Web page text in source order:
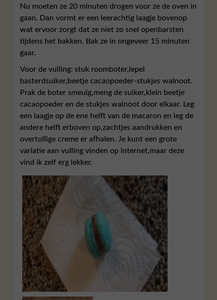
Nu moeten ze 20 minuten drogen voor ze de oven in
gaan. Dan vormt er een leerachtig laagje bovenop
wat ervoor zorgt dat ze niet zo snel openbarsten
tijdens het bakken. Bak ze in ongeveer 15 minuten
gaar.
Voor de vulling: stuk roomboter,lepel
basterdsuiker,beetje cacaopoeder-stukjes walnoot.
Prak de boter smeuïg,meng de suiker,klein beetje
cacaopoeder en de stukjes walnoot door elkaar. Leg
een laagje op de ene helft van de macaron en leg de
andere helft erboven op,zachtjes aandrukken en
overtollige creme er afhalen. Je kunt een grote
variatie aan vulling vinden op internet,maar deze
vind ik zelf erg lekker.